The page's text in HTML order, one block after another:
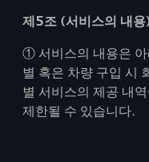
제5조 (서비스의 내용
① 서비스의 내용은
별 혹은 차량 구입 시
별 서비스의 제공 내
제한될 수 있습니다.